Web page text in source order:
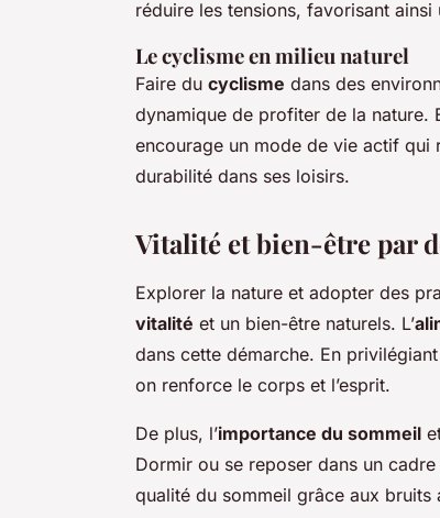
réduire les tensions, favorisant ainsi
Le cyclisme en milieu naturel
Faire du cyclisme dans des
dynamique de profiter de la
encourage un mode de vie actif qui
durabilité dans ses loisirs.
Vitalité et bien-être par
Explorer la nature et adopter des
vitalité et un bien-être naturels. L’
dans cette démarche. En
on renforce le corps et l’esprit.
De plus, l’importance du sommeil
Dormir ou se reposer dans un
qualité du sommeil grâce aux bruits